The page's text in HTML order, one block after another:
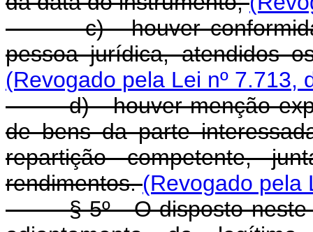
c) - houver
pessoa jurídica, atendidos
(Revogado pela Lei nº 7.713,
d) - houver menção
de bens da parte
repartição competente,
rendimentos.(Revogado pela
§ 5º - O disposto neste